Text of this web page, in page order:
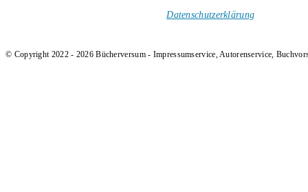
Datenschutzerklärung
© Copyright 2022 - 2026 Bücherversum - Impressumservice, Autorenservice,